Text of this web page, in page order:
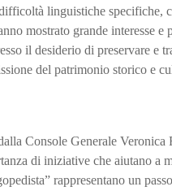
linguistiche specifiche,
mostrato grande interesse
il desiderio di preservare
del patrimonio storico e
Console Generale
di iniziative che aiutano a
rappresentano un